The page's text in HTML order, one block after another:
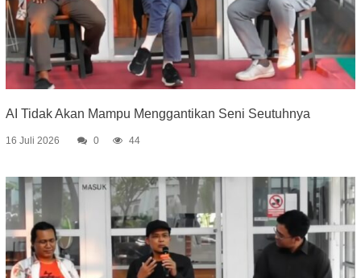
AI Tidak Akan Mampu Menggantikan Seni Seutuhnya
16 Juli 2026 0 44